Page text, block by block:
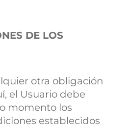
DE LOS
otra obligación
el Usuario debe
momento los
establecidos